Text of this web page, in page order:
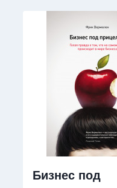
Бизнес под